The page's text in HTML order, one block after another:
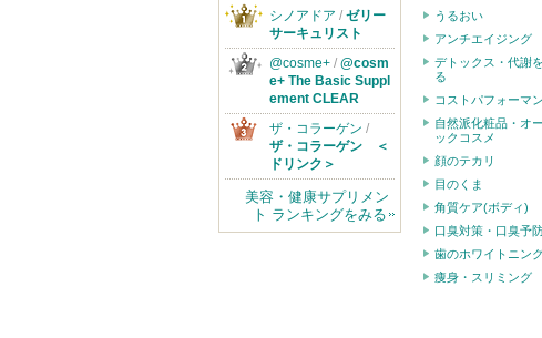
うるおい
アンチエイジング
デトックス・代謝
る
コストパフォーマ
自然派化粧品・オ
ックコスメ
顔のテカリ
目のくま
角質ケア(ボディ)
口臭対策・口臭予
歯のホワイトニン
痩身・スリミング
シノアドア / ゼリー
サーキュリスト
@cosme+ / @cosm
e+ The Basic Suppl
ement CLEAR
ザ・コラーゲン /
ザ・コラーゲン ＜
ドリンク＞
美容・健康サプリメン
ト ランキングをみる